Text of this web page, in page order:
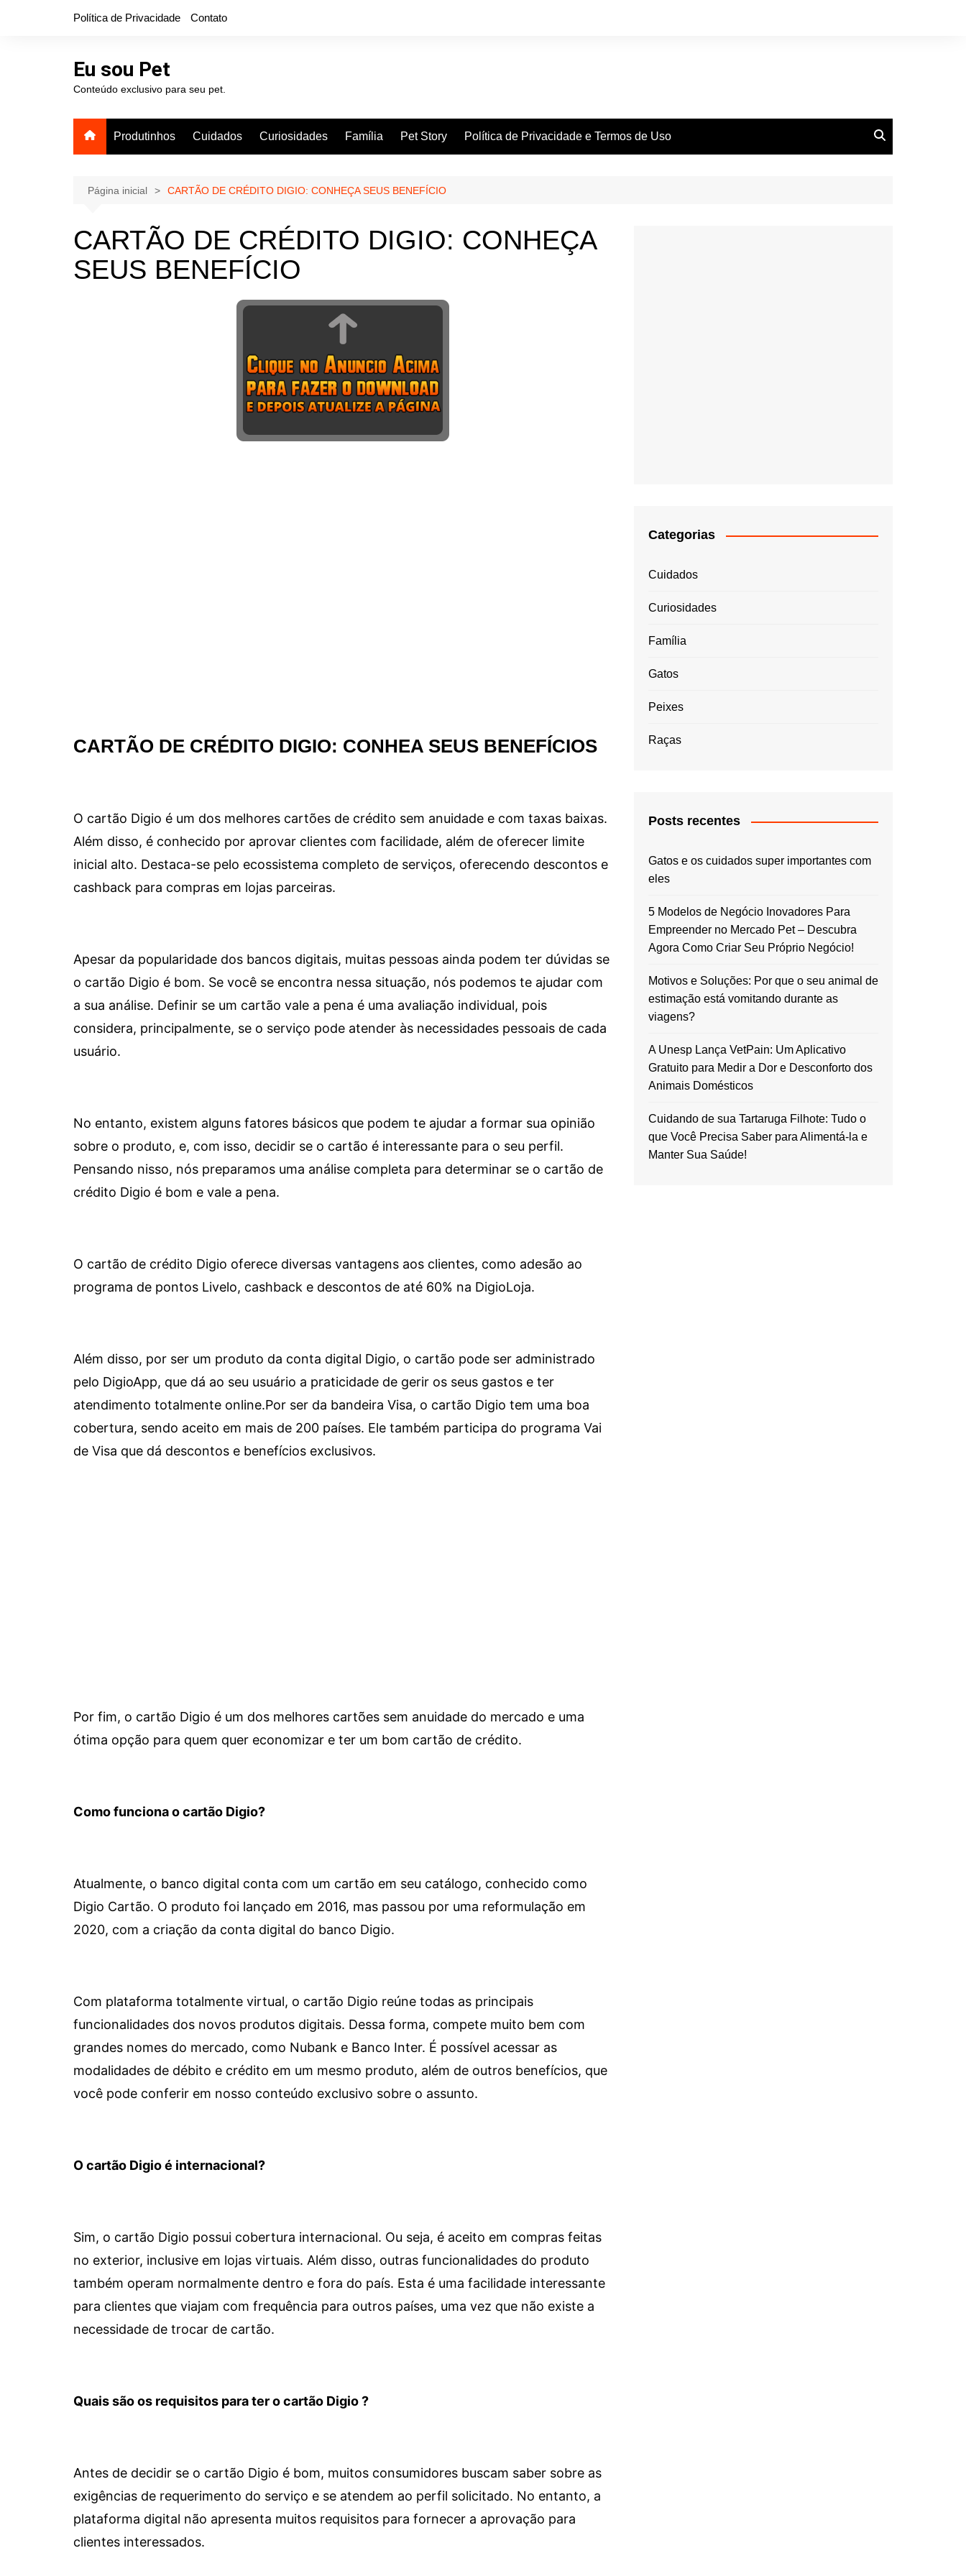
Política de Privacidade Contato
Eu sou Pet
Conteúdo exclusivo para seu pet.
Produtinhos Cuidados Curiosidades Família Pet Story Política de Privacidade e Termos de Uso
Página inicial CARTÃO DE CRÉDITO DIGIO: CONHEÇA SEUS BENEFÍCIO
CARTÃO DE CRÉDITO DIGIO: CONHEÇA
SEUS BENEFÍCIO
CARTÃO DE CRÉDITO DIGIO: CONHEA SEUS BENEFÍCIOS
O cartão Digio é um dos melhores cartões de crédito sem anuidade e com taxas baixas.
Além disso, é conhecido por aprovar clientes com facilidade, além de oferecer limite
inicial alto. Destaca-se pelo ecossistema completo de serviços, oferecendo descontos e
cashback para compras em lojas parceiras.
Apesar da popularidade dos bancos digitais, muitas pessoas ainda podem ter dúvidas se
o cartão Digio é bom. Se você se encontra nessa situação, nós podemos te ajudar com
a sua análise. Definir se um cartão vale a pena é uma avaliação individual, pois
considera, principalmente, se o serviço pode atender às necessidades pessoais de cada
usuário.
No entanto, existem alguns fatores básicos que podem te ajudar a formar sua opinião
sobre o produto, e, com isso, decidir se o cartão é interessante para o seu perfil.
Pensando nisso, nós preparamos uma análise completa para determinar se o cartão de
crédito Digio é bom e vale a pena.
O cartão de crédito Digio oferece diversas vantagens aos clientes, como adesão ao
programa de pontos Livelo, cashback e descontos de até 60% na DigioLoja.
Além disso, por ser um produto da conta digital Digio, o cartão pode ser administrado
pelo DigioApp, que dá ao seu usuário a praticidade de gerir os seus gastos e ter
atendimento totalmente online.Por ser da bandeira Visa, o cartão Digio tem uma boa
cobertura, sendo aceito em mais de 200 países. Ele também participa do programa Vai
de Visa que dá descontos e benefícios exclusivos.
Por fim, o cartão Digio é um dos melhores cartões sem anuidade do mercado e uma
ótima opção para quem quer economizar e ter um bom cartão de crédito.
Como funciona o cartão Digio?
Atualmente, o banco digital conta com um cartão em seu catálogo, conhecido como
Digio Cartão. O produto foi lançado em 2016, mas passou por uma reformulação em
2020, com a criação da conta digital do banco Digio.
Com plataforma totalmente virtual, o cartão Digio reúne todas as principais
funcionalidades dos novos produtos digitais. Dessa forma, compete muito bem com
grandes nomes do mercado, como Nubank e Banco Inter. É possível acessar as
modalidades de débito e crédito em um mesmo produto, além de outros benefícios, que
você pode conferir em nosso conteúdo exclusivo sobre o assunto.
O cartão Digio é internacional?
Sim, o cartão Digio possui cobertura internacional. Ou seja, é aceito em compras feitas
no exterior, inclusive em lojas virtuais. Além disso, outras funcionalidades do produto
também operam normalmente dentro e fora do país. Esta é uma facilidade interessante
para clientes que viajam com frequência para outros países, uma vez que não existe a
necessidade de trocar de cartão.
Quais são os requisitos para ter o cartão Digio ?
Antes de decidir se o cartão Digio é bom, muitos consumidores buscam saber sobre as
exigências de requerimento do serviço e se atendem ao perfil solicitado. No entanto, a
plataforma digital não apresenta muitos requisitos para fornecer a aprovação para
clientes interessados.
Categorias
Cuidados
Curiosidades
Família
Gatos
Peixes
Raças
Posts recentes
Gatos e os cuidados super importantes com
eles
5 Modelos de Negócio Inovadores Para
Empreender no Mercado Pet – Descubra
Agora Como Criar Seu Próprio Negócio!
Motivos e Soluções: Por que o seu animal de
estimação está vomitando durante as
viagens?
A Unesp Lança VetPain: Um Aplicativo
Gratuito para Medir a Dor e Desconforto dos
Animais Domésticos
Cuidando de sua Tartaruga Filhote: Tudo o
que Você Precisa Saber para Alimentá-la e
Manter Sua Saúde!